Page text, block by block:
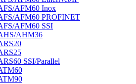
AFM60 Inox
AFM60 PROFINET
AFM60 SSI
AHM36
SSI/Parallel